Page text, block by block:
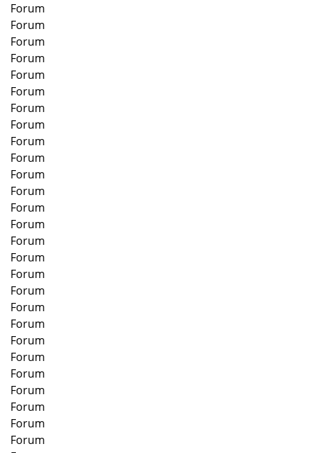
Forum
Forum
Forum
Forum
Forum
Forum
Forum
Forum
Forum
Forum
Forum
Forum
Forum
Forum
Forum
Forum
Forum
Forum
Forum
Forum
Forum
Forum
Forum
Forum
Forum
Forum
Forum